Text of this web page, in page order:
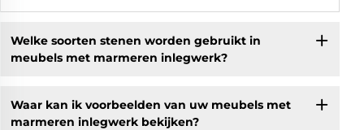
Welke soorten stenen worden gebruikt in
meubels met marmeren inlegwerk?
Waar kan ik voorbeelden van uw meubels met
marmeren inlegwerk bekijken?